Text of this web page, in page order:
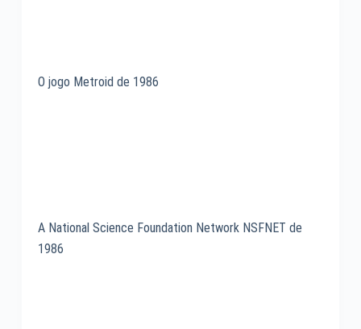
O jogo Metroid de 1986
A National Science Foundation Network NSFNET de
1986